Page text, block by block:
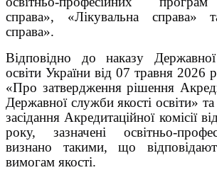
справа», «Лікувальна справа»
справа».
Відповідно до наказу
освіти України від 07 травня
«Про затвердження рішення
Державної служби якості освіти»
засідання Акредитаційної комісії
року, зазначені освітньо-
визнано такими, що
вимогам якості.